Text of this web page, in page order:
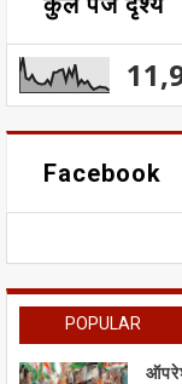
Facebook
POPULAR